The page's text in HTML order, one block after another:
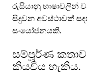
රුසියානු භාෂාවලින්
සිදුවන අවස්ථාවක්
සංයෝජනයකි.
සම්පූර්ණ කතාව
කියවිය හැකිය.